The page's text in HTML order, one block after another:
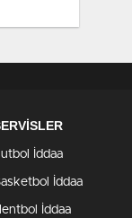
İddaa
İddaa
İddaa